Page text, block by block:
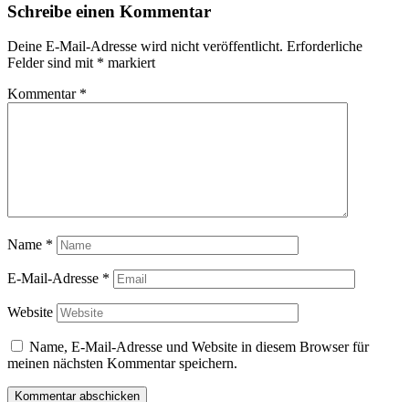
Schreibe einen Kommentar
Deine E-Mail-Adresse wird nicht veröffentlicht. Erforderliche
Felder sind mit * markiert
Kommentar *
Name *
E-Mail-Adresse *
Website
Name, E-Mail-Adresse und Website in diesem Browser für
meinen nächsten Kommentar speichern.